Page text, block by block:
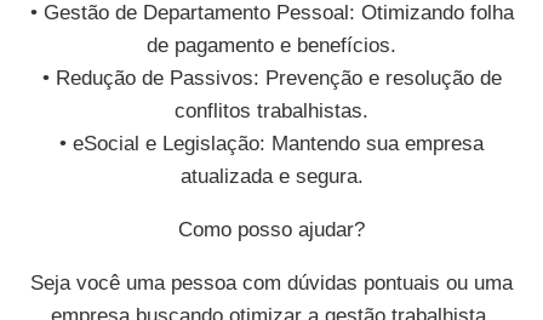
• Gestão de Departamento Pessoal: Otimizando folha
de pagamento e benefícios.
• Redução de Passivos: Prevenção e resolução de
conflitos trabalhistas.
• eSocial e Legislação: Mantendo sua empresa
atualizada e segura.
Como posso ajudar?
Seja você uma pessoa com dúvidas pontuais ou uma